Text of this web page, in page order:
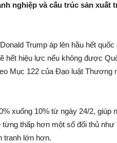
nghiệp và cấu trúc sản xuất
Trump áp lên hầu hết quốc
hết hiệu lực nếu không được
Mục 122 của Đạo luật Thương
xuống 10% từ ngày 24/2, giúp
thấp hơn một số đối thủ như
tranh lớn hơn.